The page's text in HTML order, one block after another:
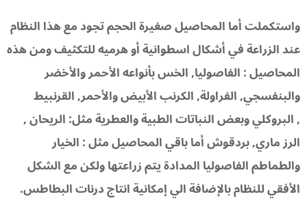
واستكملت أما المحاصيل صغيرة الحجم تجود مع هذا النظام
عند الزراعة في أشكال اسطوانية أو هرميه للتكثيف ومن هذه
المحاصيل : الفاصوليا, الخس بأنواعه الأحمر والأخضر
والبنفسجي, الفراولة, الكرنب الأبيض والأحمر, القرنبيط
, البروكلي وبعض النباتات الطبية والعطرية مثل: الريحان ,
الرز ماري, بردقوش أما باقي المحاصيل مثل : الخيار
والطماطم الفاصوليا المدادة يتم زراعتها ولكن مع الشكل
الأفقي للنظام بالإضافة الي إمكانية انتاج درنات البطاطس.